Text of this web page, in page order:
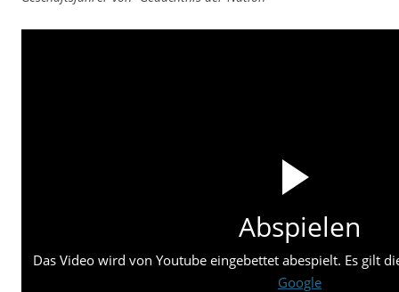
Abspielen
Das Video wird von Youtube eingebettet abespielt. Es gilt
Google